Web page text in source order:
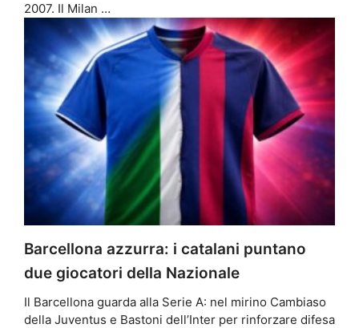
2007. Il Milan …
Barcellona azzurra: i catalani puntano
due giocatori della Nazionale
Il Barcellona guarda alla Serie A: nel mirino Cambiaso
della Juventus e Bastoni dell’Inter per rinforzare difesa